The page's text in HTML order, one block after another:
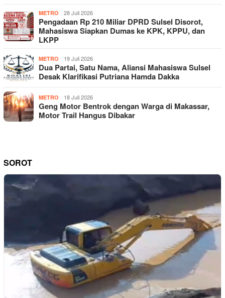
METRO 28 Juli 2026
Pengadaan Rp 210 Miliar DPRD Sulsel Disorot,
Mahasiswa Siapkan Dumas ke KPK, KPPU, dan
LKPP
METRO 19 Juli 2026
Dua Partai, Satu Nama, Aliansi Mahasiswa Sulsel
Desak Klarifikasi Putriana Hamda Dakka
METRO 18 Juli 2026
Geng Motor Bentrok dengan Warga di Makassar,
Motor Trail Hangus Dibakar
SOROT